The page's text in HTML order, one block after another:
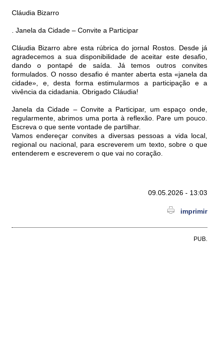
Cláudia Bizarro
. Janela da Cidade – Convite a Participar
Cláudia Bizarro abre esta rúbrica do jornal Rostos. Desde já
agradecemos a sua disponibilidade de aceitar este desafio,
dando o pontapé de saída. Já temos outros convites
formulados. O nosso desafio é manter aberta esta «janela da
cidade», e, desta forma estimularmos a participação e a
vivência da cidadania. Obrigado Cláudia!
Janela da Cidade – Convite a Participar, um espaço onde,
regularmente, abrimos uma porta à reflexão. Pare um pouco.
Escreva o que sente vontade de partilhar.
Vamos endereçar convites a diversas pessoas a vida local,
regional ou nacional, para escreverem um texto, sobre o que
entenderem e escreverem o que vai no coração.
09.05.2026 - 13:03
imprimir
PUB.